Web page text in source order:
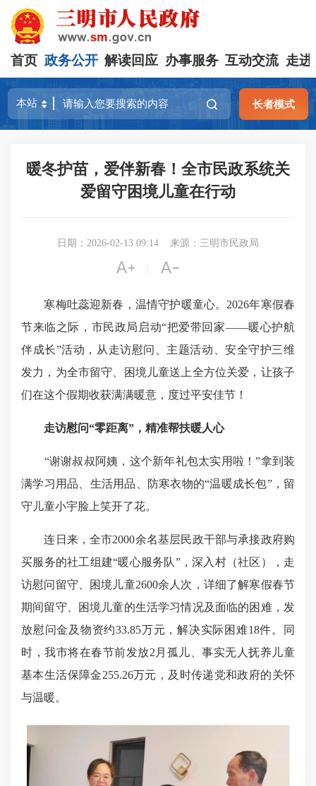
首页 政务公开 解读回应 办事服务 互动交流 走进
长者模式
暖冬护苗，爱伴新春！全市民政系统关
爱留守困境儿童在行动
日期：2026-02-13 09:14 来源：三明市民政局
 
寒梅吐蕊迎新春，温情守护暖童心。2026年寒假春
节来临之际，市民政局启动“把爱带回家——暖心护航
伴成长”活动，从走访慰问、主题活动、安全守护三维
发力，为全市留守、困境儿童送上全方位关爱，让孩子
们在这个假期收获满满暖意，度过平安佳节！
走访慰问“零距离”，精准帮扶暖人心
“谢谢叔叔阿姨，这个新年礼包太实用啦！”拿到装
满学习用品、生活用品、防寒衣物的“温暖成长包”，留
守儿童小宇脸上笑开了花。
连日来，全市2000余名基层民政干部与承接政府购
买服务的社工组建“暖心服务队”，深入村（社区），走
访慰问留守、困境儿童2600余人次，详细了解寒假春节
期间留守、困境儿童的生活学习情况及面临的困难，发
放慰问金及物资约33.85万元，解决实际困难18件。同
时，我市将在春节前发放2月孤儿、事实无人抚养儿童
基本生活保障金255.26万元，及时传递党和政府的关怀
与温暖。